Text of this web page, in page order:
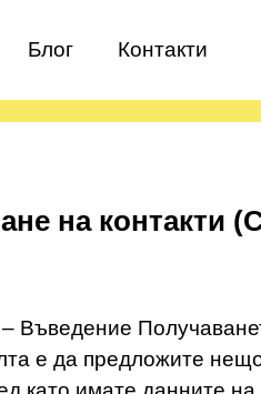
Блог Контакти
на контакти
Въведение
е да предложите